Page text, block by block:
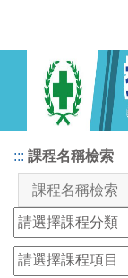
::: 課程名稱檢索